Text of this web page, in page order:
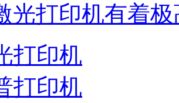
光打印机有着
打印机
打印机